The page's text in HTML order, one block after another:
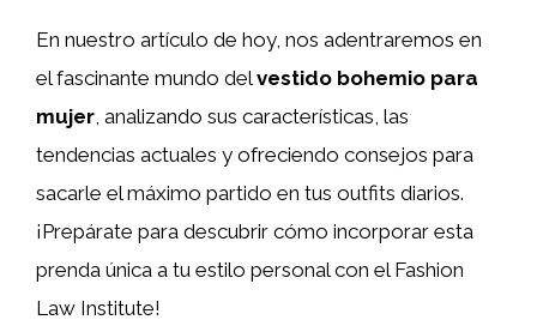
En nuestro artículo de hoy, nos adentraremos en
el fascinante mundo delvestido bohemio para
mujer, analizando sus características, las
tendencias actuales y ofreciendo consejos para
sacarle el máximo partido en tus outfits diarios.
¡Prepárate para descubrir cómo incorporar esta
prenda única a tu estilo personal con el Fashion
Law Institute!